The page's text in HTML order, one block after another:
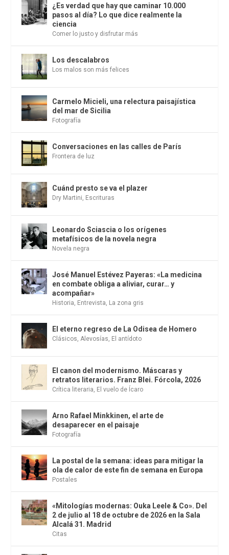
¿Es verdad que hay que caminar 10.000
pasos al día? Lo que dice realmente la
ciencia
Comer lo justo y disfrutar más
Los descalabros
Los malos son más felices
Carmelo Micieli, una relectura paisajística
del mar de Sicilia
Fotografía
Conversaciones en las calles de París
Frontera de luz
Cuánd presto se va el plazer
Dry Martini Escrituras
Leonardo Sciascia o los orígenes
metafísicos de la novela negra
Novela negra
José Manuel Estévez Payeras: «La medicina
en combate obliga a aliviar, curar… y
acompañar»
Historia Entrevista La zona gris
El eterno regreso de La Odisea de Homero
Clásicos Alevosías El antídoto
El canon del modernismo. Máscaras y
retratos literarios. Franz Blei. Fórcola, 2026
Crítica literaria El vuelo de Ícaro
Arno Rafael Minkkinen, el arte de
desaparecer en el paisaje
Fotografía
La postal de la semana: ideas para mitigar la
ola de calor de este fin de semana en Europa
Postales
«Mitologías modernas: Ouka Leele & Co». Del
2 de julio al 18 de octubre de 2026 en la Sala
Alcalá 31. Madrid
Citas